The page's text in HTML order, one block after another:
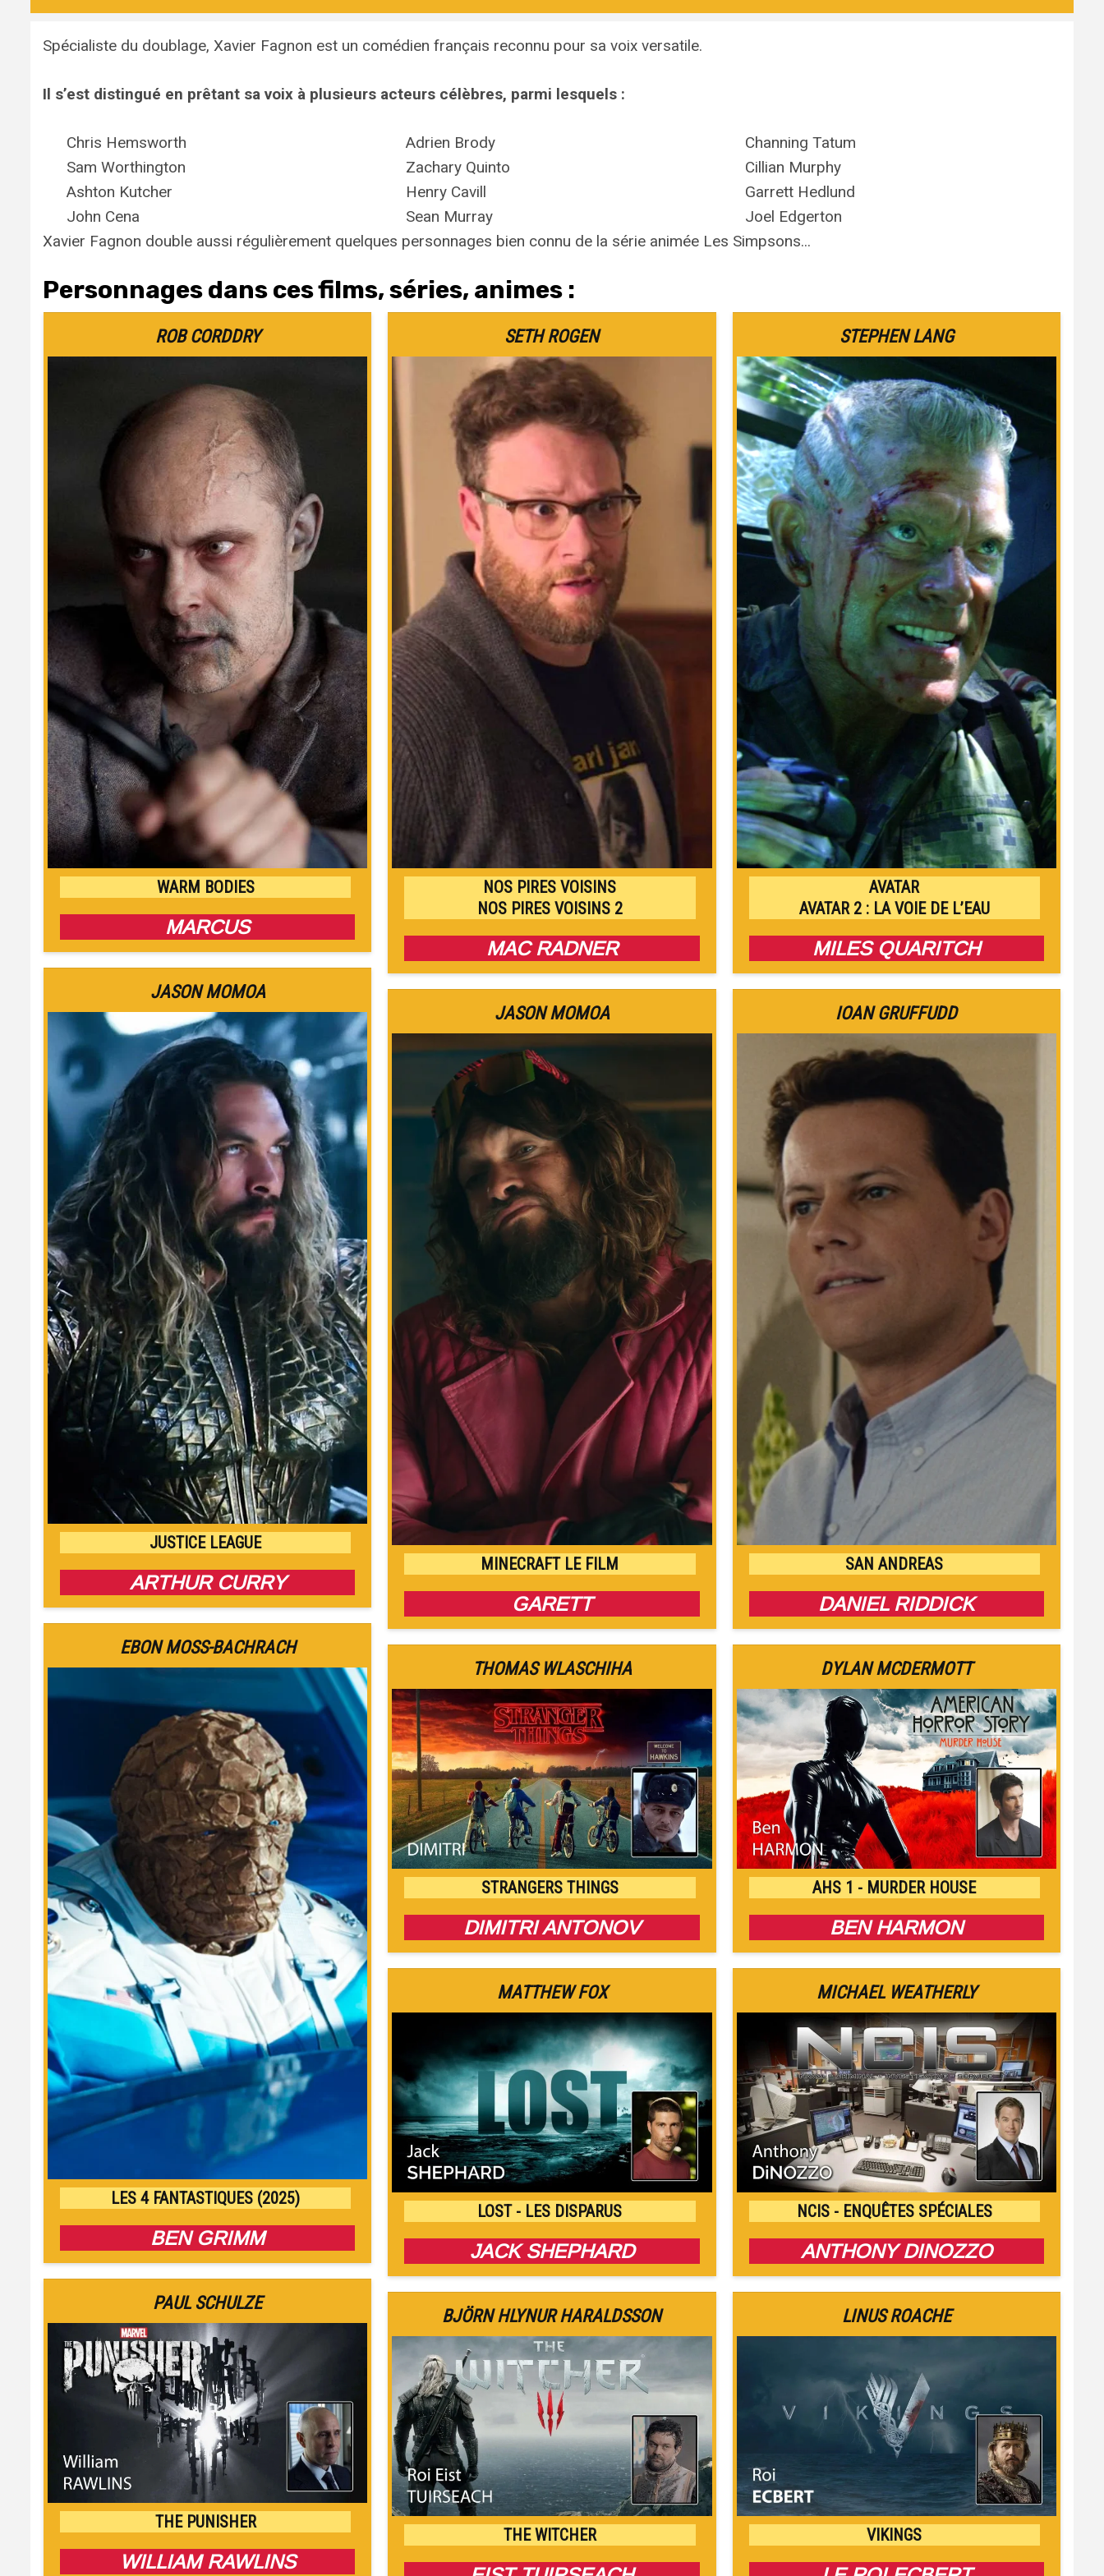
Spécialiste du doublage, Xavier Fagnon est un comédien français reconnu pour sa voix versatile.
Il s’est distingué en prêtant sa voix à plusieurs acteurs célèbres, parmi lesquels :
Chris Hemsworth
Sam Worthington
Ashton Kutcher
John Cena
Adrien Brody
Zachary Quinto
Henry Cavill
Sean Murray
Channing Tatum
Cillian Murphy
Garrett Hedlund
Joel Edgerton
Xavier Fagnon double aussi régulièrement quelques personnages bien connu de la série animée Les Simpsons...
Personnages dans ces films, séries, animes :
ROB CORDDRY
WARM BODIES
MARCUS
SETH ROGEN
NOS PIRES VOISINS
NOS PIRES VOISINS 2
MAC RADNER
STEPHEN LANG
AVATAR
AVATAR 2 : LA VOIE DE L’EAU
MILES QUARITCH
JASON MOMOA
JUSTICE LEAGUE
ARTHUR CURRY
JASON MOMOA
MINECRAFT LE FILM
GARETT
IOAN GRUFFUDD
SAN ANDREAS
DANIEL RIDDICK
EBON MOSS-BACHRACH
LES 4 FANTASTIQUES (2025)
BEN GRIMM
THOMAS WLASCHIHA
STRANGERS THINGS
DIMITRI ANTONOV
DYLAN MCDERMOTT
AHS 1 - MURDER HOUSE
BEN HARMON
MATTHEW FOX
LOST - LES DISPARUS
JACK SHEPHARD
MICHAEL WEATHERLY
NCIS - ENQUÊTES SPÉCIALES
ANTHONY DINOZZO
PAUL SCHULZE
THE PUNISHER
WILLIAM RAWLINS
BJÖRN HLYNUR HARALDSSON
THE WITCHER
LINUS ROACHE
VIKINGS